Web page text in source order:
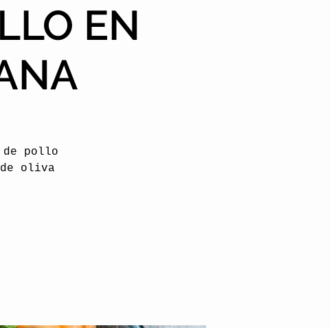
EN
de pollo
oliva